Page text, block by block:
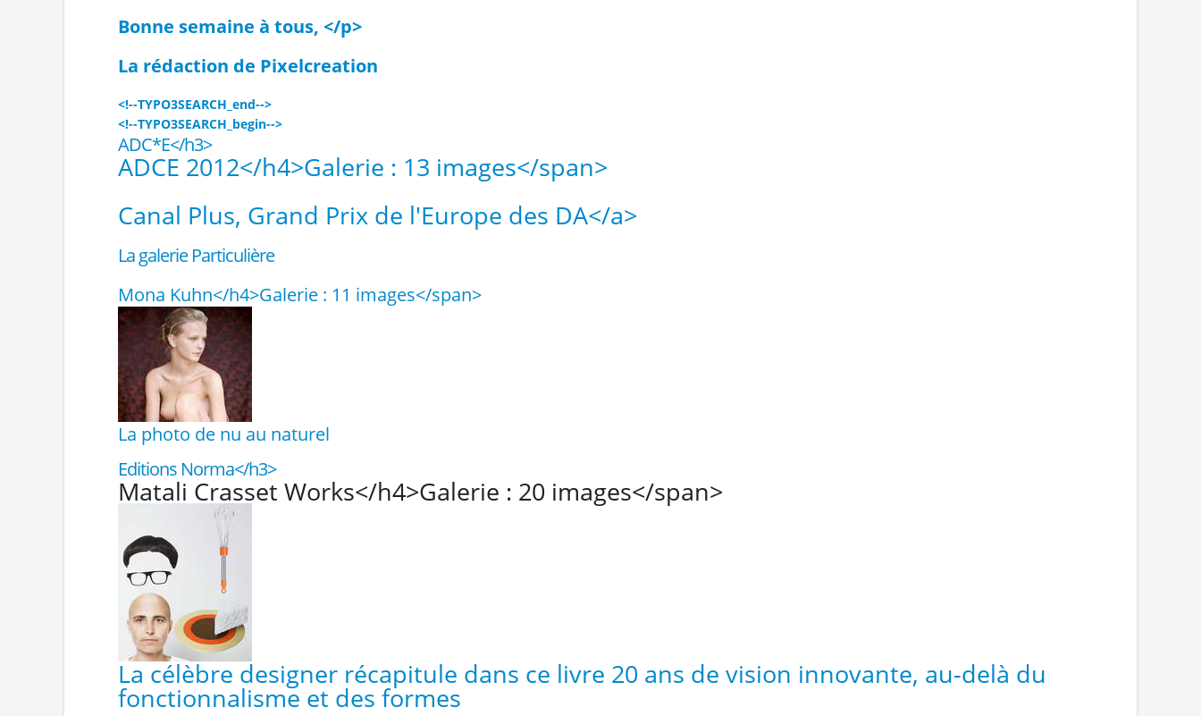
Bonne semaine à tous, </p>
La rédaction de Pixelcreation
<!--TYPO3SEARCH_end-->
<!--TYPO3SEARCH_begin-->
ADC*E</h3>
ADCE 2012</h4>Galerie : 13 images</span>
Canal Plus, Grand Prix de l'Europe des DA</a>
La galerie Particulière
Mona Kuhn</h4>Galerie : 11 images</span>
La photo de nu au naturel
Editions Norma</h3>
Matali Crasset Works</h4>Galerie : 20 images</span>
La célèbre designer récapitule dans ce livre 20 ans de vision innovante, au-delà du
fonctionnalisme et des formes